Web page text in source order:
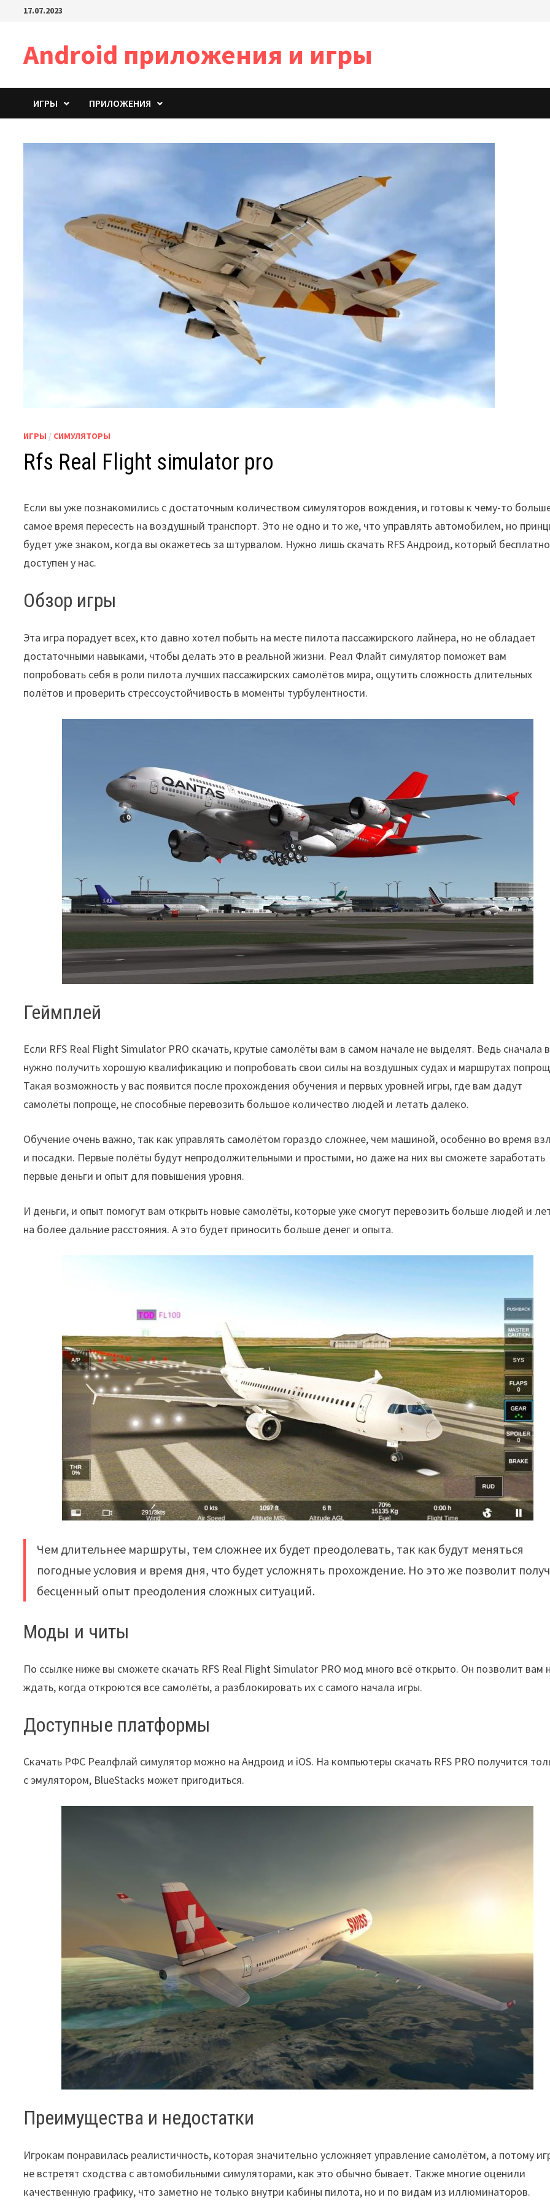
Перейти17.07.2023
Android приложения и игры
ИГРЫ ПРИЛОЖЕНИЯ
ИГРЫ / СИМУЛЯТОРЫ
Rfs Real Flight simulator pro
Если вы уже познакомились с достаточным количеством симуляторов вождения, и готовы к чему-то
самое время пересесть на воздушный транспорт. Это не одно и то же, что управлять автомобилем, но
будет уже знаком, когда вы окажетесь за штурвалом. Нужно лишь скачать RFS Андроид, который бесплатно
доступен у нас.
Обзор игры
Эта игра порадует всех, кто давно хотел побыть на месте пилота пассажирского лайнера, но не обладает
достаточными навыками, чтобы делать это в реальной жизни. Реал Флайт симулятор поможет вам
попробовать себя в роли пилота лучших пассажирских самолётов мира, ощутить сложность длительных
полётов и проверить стрессоустойчивость в моменты турбулентности.
Геймплей
Если RFS Real Flight Simulator PRO скачать, крутые самолёты вам в самом начале не выделят. Ведь сначала
нужно получить хорошую квалификацию и попробовать свои силы на воздушных судах и маршрутах
Такая возможность у вас появится после прохождения обучения и первых уровней игры, где вам дадут
самолёты попроще, не способные перевозить большое количество людей и летать далеко.
Обучение очень важно, так как управлять самолётом гораздо сложнее, чем машиной, особенно во время
и посадки. Первые полёты будут непродолжительными и простыми, но даже на них вы сможете заработать
первые деньги и опыт для повышения уровня.
И деньги, и опыт помогут вам открыть новые самолёты, которые уже смогут перевозить больше людей и
на более дальние расстояния. А это будет приносить больше денег и опыта.
Чем длительнее маршруты, тем сложнее их будет преодолевать, так как будут меняться
погодные условия и время дня, что будет усложнять прохождение. Но это же позволит
бесценный опыт преодоления сложных ситуаций.
Моды и читы
По ссылке ниже вы сможете скачать RFS Real Flight Simulator PRO мод много всё открыто. Он позволит вам
ждать, когда откроются все самолёты, а разблокировать их с самого начала игры.
Доступные платформы
Скачать РФС Реалфлай симулятор можно на Андроид и iOS. На компьютеры скачать RFS PRO получится
с эмулятором, BlueStacks может пригодиться.
Преимущества и недостатки
Игрокам понравилась реалистичность, которая значительно усложняет управление самолётом, а потому
не встретят сходства с автомобильными симуляторами, как это обычно бывает. Также многие оценили
качественную графику, что заметно не только внутри кабины пилота, но и по видам из иллюминаторов.